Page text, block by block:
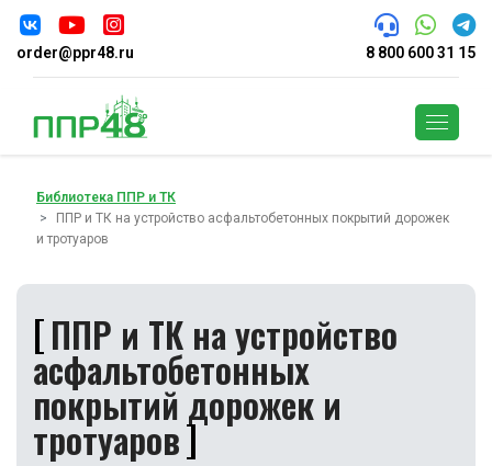
order@ppr48.ru 8 800 600 31 15
Библиотека ППР и ТК
ППР и ТК на устройство асфальтобетонных покрытий дорожек
и тротуаров
ППР и ТК на устройство
асфальтобетонных
покрытий дорожек и
тротуаров